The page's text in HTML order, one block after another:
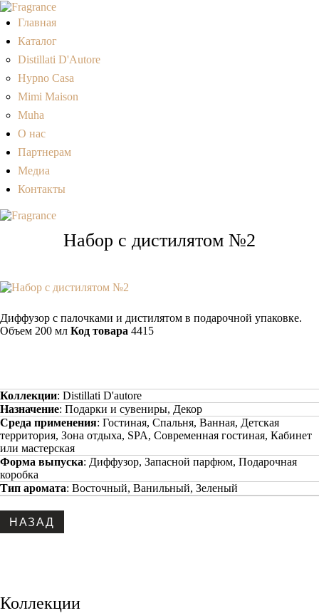
Главная
Каталог
Distillati D'Autore
Hypno Casa
Mimi Maison
Muha
О нас
Партнерам
Медиа
Контакты
Набор с дистилятом №2
Диффузор с палочками и дистилятом в подарочной упаковке.
Объем 200 мл Код товара 4415
Коллекции: Distillati D'autore
Назначение: Подарки и сувениры, Декор
Среда применения: Гостиная, Спальня, Ванная, Детская
территория, Зона отдыха, SPA, Современная гостиная, Кабинет
или мастерская
Форма выпуска: Диффузор, Запасной парфюм, Подарочная
коробка
Тип аромата: Восточный, Ванильный, Зеленый
Коллекции